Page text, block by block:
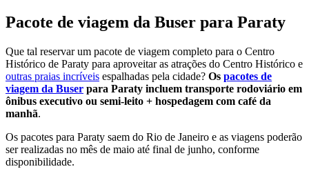
Pacote de viagem da Buser para Paraty
Que tal reservar um pacote de viagem completo para o Centro
Histórico de Paraty para aproveitar as atrações do Centro Histórico e
outras praias incríveis espalhadas pela cidade? Os pacotes de
viagem da Buser para Paraty incluem transporte rodoviário em
ônibus executivo ou semi-leito + hospedagem com café da
manhã.
Os pacotes para Paraty saem do Rio de Janeiro e as viagens poderão
ser realizadas no mês de maio até final de junho, conforme
disponibilidade.